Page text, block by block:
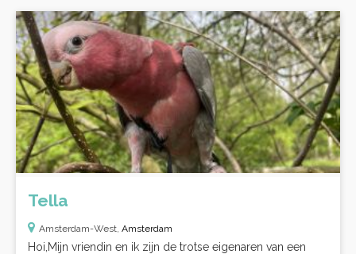
Tella
Amsterdam-West, Amsterdam
Hoi,Mijn vriendin en ik zijn de trotse eigenaren van een